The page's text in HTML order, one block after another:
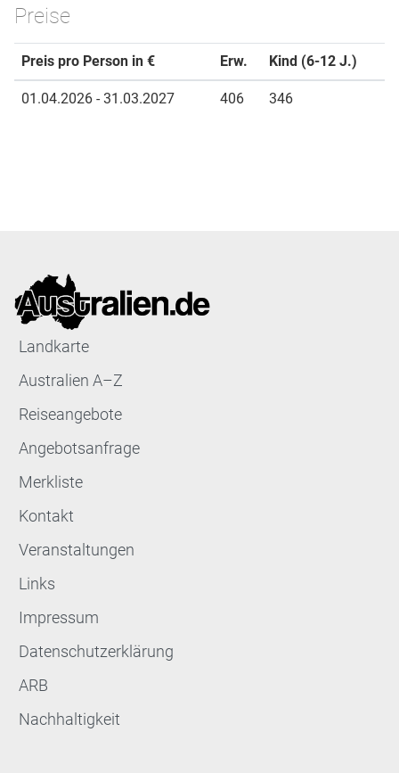
Preise
Preis pro Person in € Erw. Kind (6-12 J.)
01.04.2026 - 31.03.2027 406 346
Landkarte
Australien A–Z
Reiseangebote
Angebotsanfrage
Merkliste
Kontakt
Veranstaltungen
Links
Impressum
Datenschutzerklärung
ARB
Nachhaltigkeit